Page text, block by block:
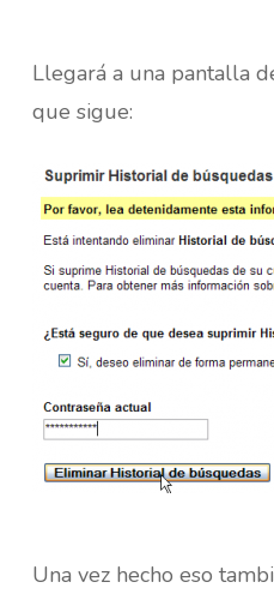
Llegará a una pantalla
que sigue:
Una vez hecho eso